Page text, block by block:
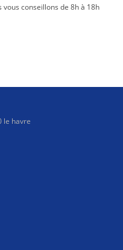
vous conseillons de 8h à 18h
le havre